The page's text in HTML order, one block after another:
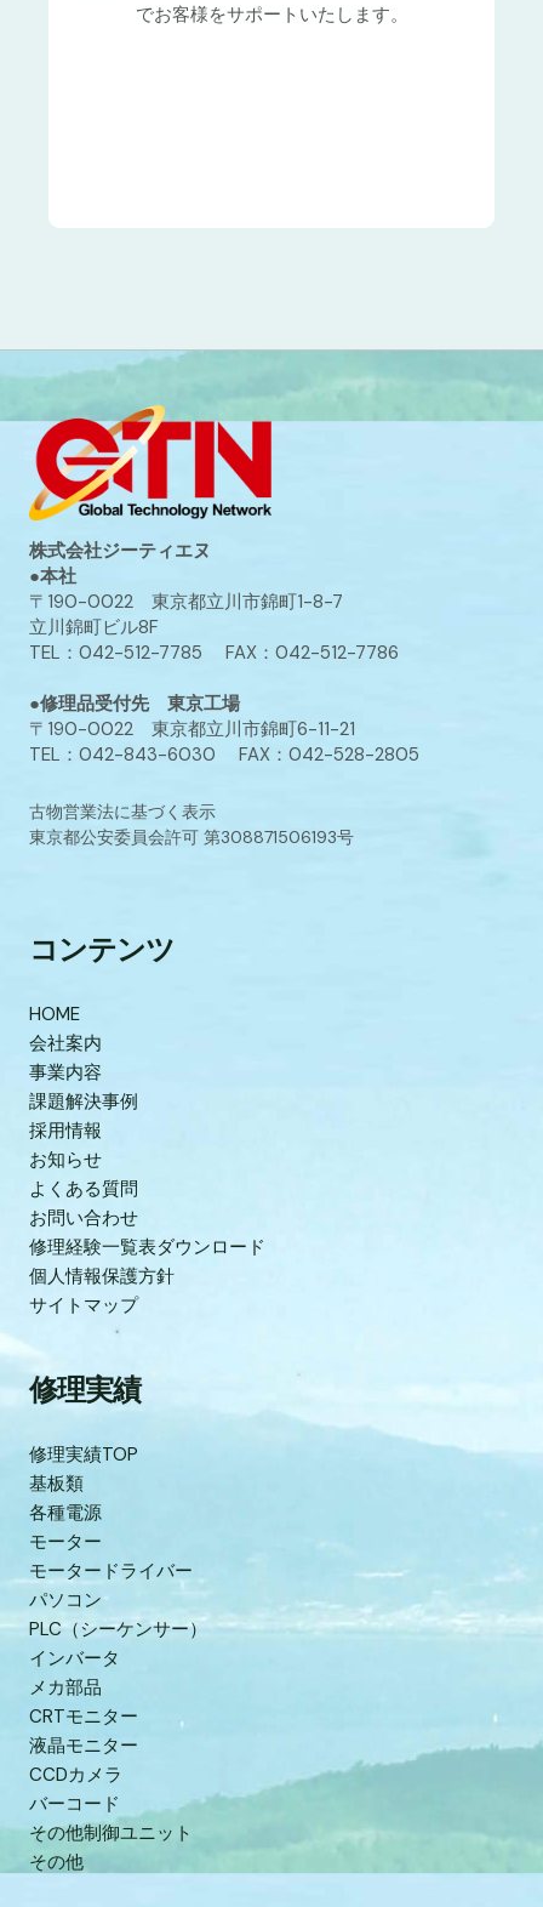
でお客様をサポートいたします。
株式会社ジーティエヌ
●本社
〒190-0022 東京都立川市錦町1-8-7
立川錦町ビル8F
TEL：042-512-7785 FAX：042-512-7786
●修理品受付先 東京工場
〒190-0022 東京都立川市錦町6-11-21
TEL：042-843-6030 FAX：042-528-2805
古物営業法に基づく表示
東京都公安委員会許可 第308871506193号
コンテンツ
HOME
会社案内
事業内容
課題解決事例
採用情報
お知らせ
よくある質問
お問い合わせ
修理経験一覧表ダウンロード
個人情報保護方針
サイトマップ
修理実績
修理実績TOP
基板類
各種電源
モーター
モータードライバー
パソコン
PLC（シーケンサー）
インバータ
メカ部品
CRTモニター
液晶モニター
CCDカメラ
バーコード
その他制御ユニット
その他